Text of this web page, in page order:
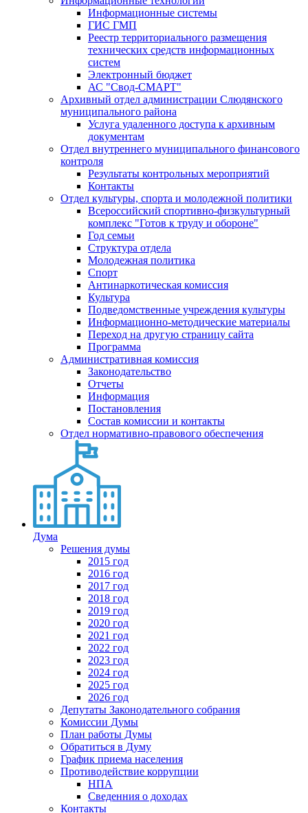
Информационные системы
ГИС ГМП
Реестр территориального размещения
технических средств информационных
систем
Электронный бюджет
АС "Свод-СМАРТ"
Архивный отдел администрации Слюдянского
муниципального района
Услуга удаленного доступа к архивным
документам
Отдел внутреннего муниципального финансового
контроля
Результаты контрольных мероприятий
Контакты
Отдел культуры, спорта и молодежной политики
Всероссийский спортивно-физкультурный
комплекс "Готов к труду и обороне"
Год семьи
Структура отдела
Молодежная политика
Спорт
Антинаркотическая комиссия
Культура
Подведомственные учреждения культуры
Информационно-методические материалы
Переход на другую страницу сайта
Программа
Административная комиссия
Законодательство
Отчеты
Информация
Постановления
Состав комиссии и контакты
Отдел нормативно-правового обеспечения
Дума
Решения думы
2015 год
2016 год
2017 год
2018 год
2019 год
2020 год
2021 год
2022 год
2023 год
2024 год
2025 год
2026 год
Депутаты Законодательного собрания
Комиссии Думы
План работы Думы
Обратиться в Думу
График приема населения
Противодействие коррупции
НПА
Сведенния о доходах
Контакты